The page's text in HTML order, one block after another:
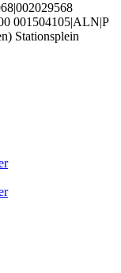
001504105|ALN|P
Stationsplein